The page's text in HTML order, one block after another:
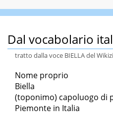
Dal vocabolario
tratto dalla voce BIELLA del
Nome proprio
Biella
(toponimo) capoluogo di
Piemonte in Italia